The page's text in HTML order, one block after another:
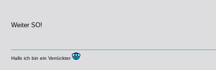
Weiter SO!
Hallo ich bin ein Verrückter